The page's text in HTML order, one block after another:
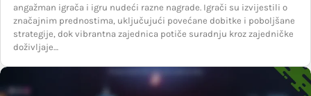
angažman igrača i igru nudeći razne nagrade. Igrači su izvijestili o
značajnim prednostima, uključujući povećane dobitke i poboljšane
strategije, dok vibrantna zajednica potiče suradnju kroz zajedničke
doživljaje…